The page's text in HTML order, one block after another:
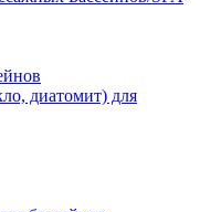
диатомит) для